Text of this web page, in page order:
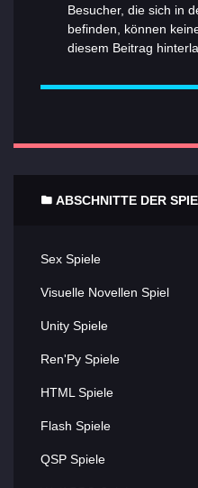
Besucher, die sich in
befinden, können
diesem Beitrag
ABSCHNITTE DER
Sex Spiele
Visuelle Novellen Spiel
Unity Spiele
Ren'Py Spiele
HTML Spiele
Flash Spiele
QSP Spiele